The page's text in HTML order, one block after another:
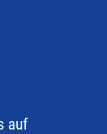
auf